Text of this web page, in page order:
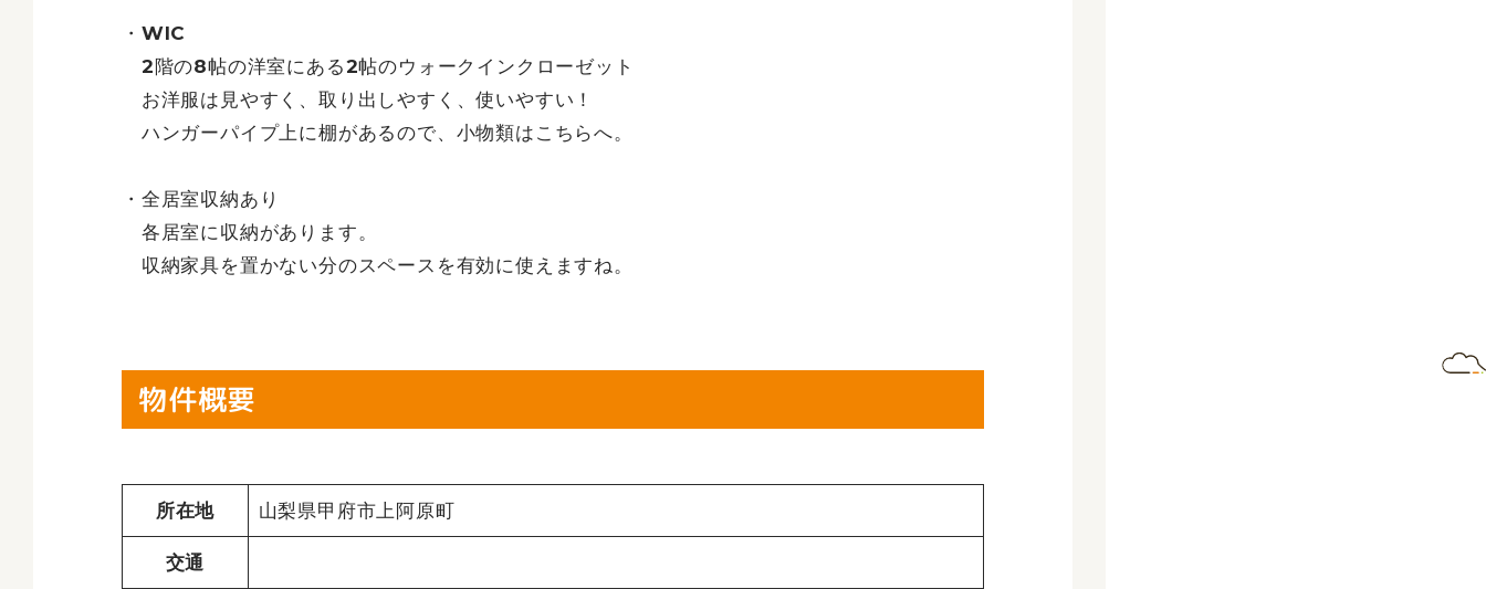
・WIC
2階の8帖の洋室にある2帖のウォークインクローゼット
お洋服は見やすく、取り出しやすく、使いやすい！
ハンガーパイプ上に棚があるので、小物類はこちらへ。
・全居室収納あり
各居室に収納があります。
収納家具を置かない分のスペースを有効に使えますね。
物件概要
所在地 山梨県甲府市上阿原町
交通